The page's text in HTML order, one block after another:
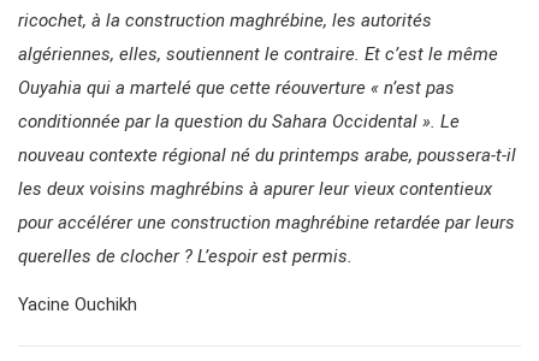
ricochet, à la construction maghrébine, les autorités
algériennes, elles, soutiennent le contraire. Et c’est le même
Ouyahia qui a martelé que cette réouverture « n’est pas
conditionnée par la question du Sahara Occidental ». Le
nouveau contexte régional né du printemps arabe, poussera-t-il
les deux voisins maghrébins à apurer leur vieux contentieux
pour accélérer une construction maghrébine retardée par leurs
querelles de clocher ? L’espoir est permis.
Yacine Ouchikh